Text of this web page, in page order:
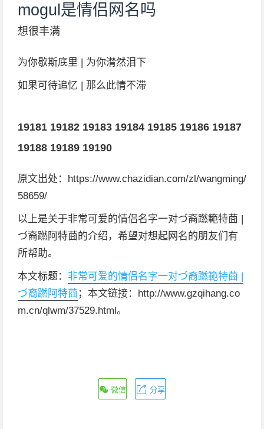
mogul是情侣网名吗
想很丰满
为你歇斯底里 | 为你潸然泪下
如果可待追忆 | 那么此情不滞
19181 19182 19183 19184 19185 19186 19187
19188 19189 19190
原文出处：https://www.chazidian.com/zl/wangming/
58659/
以上是关于非常可爱的情侣名字一对づ裔蹨範特莔 |
づ裔蹨阿特莔的介绍，希望对想起网名的朋友们有
所帮助。
本文标题： 非常可爱的情侣名字一对づ裔蹨範特莔 |
づ裔蹨阿特莔 ；本文链接：http://www.gzqihang.co
m.cn/qlwm/37529.html。
微信 分享